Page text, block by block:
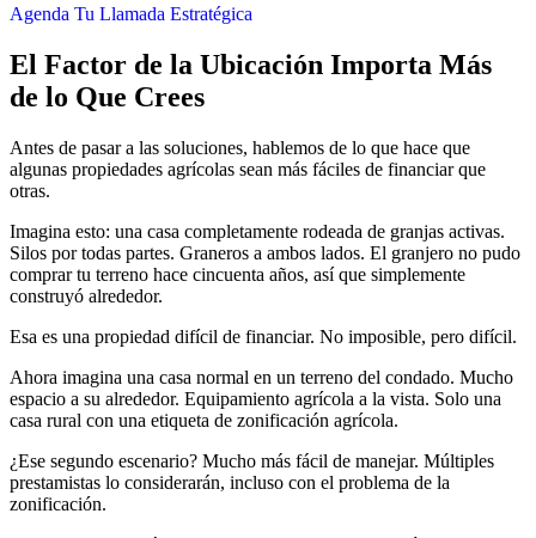
Agenda Tu Llamada Estratégica
El Factor de la Ubicación Importa Más
de lo Que Crees
Antes de pasar a las soluciones, hablemos de lo que hace que
algunas propiedades agrícolas sean más fáciles de financiar que
otras.
Imagina esto: una casa completamente rodeada de granjas activas.
Silos por todas partes. Graneros a ambos lados. El granjero no pudo
comprar tu terreno hace cincuenta años, así que simplemente
construyó alrededor.
Esa es una propiedad difícil de financiar. No imposible, pero difícil.
Ahora imagina una casa normal en un terreno del condado. Mucho
espacio a su alrededor. Equipamiento agrícola a la vista. Solo una
casa rural con una etiqueta de zonificación agrícola.
¿Ese segundo escenario? Mucho más fácil de manejar. Múltiples
prestamistas lo considerarán, incluso con el problema de la
zonificación.